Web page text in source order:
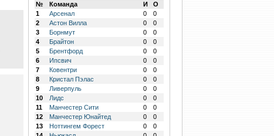
№ Команда И
О
1
Арсенал 0
0
2
Астон Вилла 0
0
3
Борнмут 0
0
4
Брайтон 0
0
5
Брентфорд 0
0
6
Ипсвич 0
0
7
Ковентри 0
0
8
Кристал Пэлас 0
0
9
Ливерпуль 0
0
10
Лидс 0
0
11
Манчестер Сити 0
0
12
Манчестер Юнайтед 0
0
13
Ноттингем Форест 0
0